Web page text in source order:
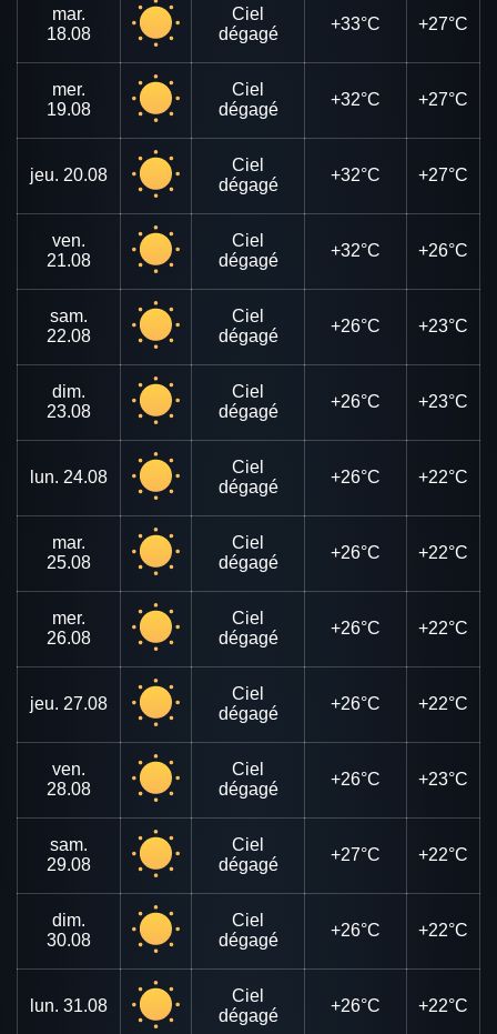
mar.
18.08
Ciel
dégagé
+33°C +27°C
mer.
19.08
Ciel
dégagé
+32°C +27°C
jeu. 20.08
Ciel
dégagé
+32°C +27°C
ven.
21.08
Ciel
dégagé
+32°C +26°C
sam.
22.08
Ciel
dégagé
+26°C +23°C
dim.
23.08
Ciel
dégagé
+26°C +23°C
lun. 24.08
Ciel
dégagé
+26°C +22°C
mar.
25.08
Ciel
dégagé
+26°C +22°C
mer.
26.08
Ciel
dégagé
+26°C +22°C
jeu. 27.08
Ciel
dégagé
+26°C +22°C
ven.
28.08
Ciel
dégagé
+26°C +23°C
sam.
29.08
Ciel
dégagé
+27°C +22°C
dim.
30.08
Ciel
dégagé
+26°C +22°C
lun. 31.08
Ciel
dégagé
+26°C +22°C